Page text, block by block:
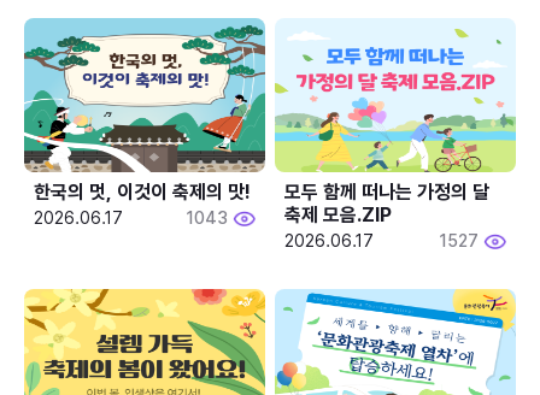
한국의 멋, 이것이 축제의 맛!
2026.06.17 1043
모두 함께 떠나는 가정의 달
축제 모음.ZIP
2026.06.17 1527